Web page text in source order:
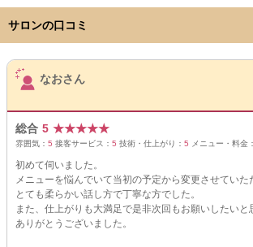
サロンの口コミ
サロンPick Up
なおさん
総合 5 ★★★★★
雰囲気： 5 接客サービス： 5 技術・仕上がり： 5 メニュー・料金：
初めて伺いました。
メニューを悩んでいて当初の予定から変更させていた
とても柔らかい話し方で丁寧な方でした。
また、仕上がりも大満足で是非次回もお願いしたいと
ありがとうございました。